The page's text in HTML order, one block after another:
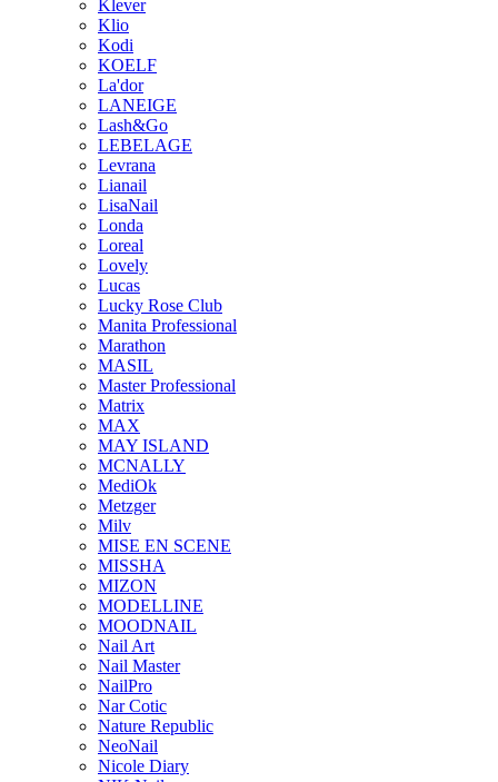
Klever
Klio
Kodi
KOELF
La'dor
LANEIGE
Lash&Go
LEBELAGE
Levrana
Lianail
LisaNail
Londa
Loreal
Lovely
Lucas
Lucky Rose Club
Manita Professional
Marathon
MASIL
Master Professional
Matrix
MAX
MAY ISLAND
MCNALLY
MediOk
Metzger
Milv
MISE EN SCENE
MISSHA
MIZON
MODELLINE
MOODNAIL
Nail Art
Nail Master
NailPro
Nar Cotic
Nature Republic
NeoNail
Nicole Diary